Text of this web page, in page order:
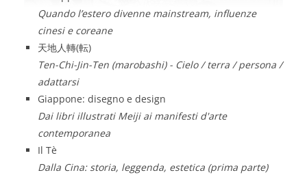
Quando l’estero divenne mainstream, influenze
cinesi e coreane
天地人轉(転)
Ten-Chi-Jin-Ten (marobashi) - Cielo / terra / persona /
adattarsi
Giappone: disegno e design
Dai libri illustrati Meiji ai manifesti d'arte
contemporanea
Il Tè
Dalla Cina: storia, leggenda, estetica (prima parte)